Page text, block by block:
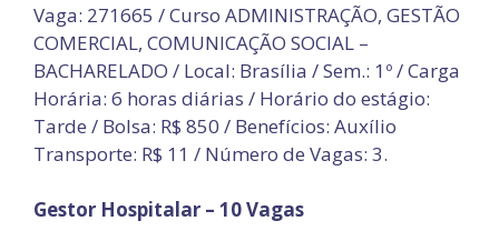
Vaga: 271665 / Curso ADMINISTRAÇÃO, GESTÃO
COMERCIAL, COMUNICAÇÃO SOCIAL –
BACHARELADO / Local: Brasília / Sem.: 1º / Carga
Horária: 6 horas diárias / Horário do estágio:
Tarde / Bolsa: R$ 850 / Benefícios: Auxílio
Transporte: R$ 11 / Número de Vagas: 3.
Gestor Hospitalar – 10 Vagas